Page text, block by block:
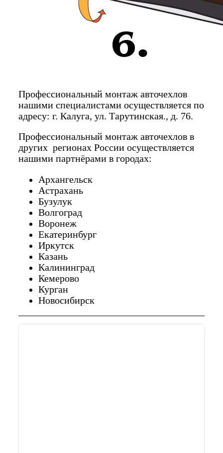
Профессиональный монтаж авточехлов
нашими специалистами осуществляется по
адресу: г. Калуга, ул. Тарутинская., д. 76.
Профессиональный монтаж авточехлов в
других регионах России осуществляется
нашими партнёрами в городах:
Архангельск
Астрахань
Бузулук
Волгоград
Воронеж
Екатеринбург
Иркутск
Казань
Калининград
Кемерово
Курган
Новосибирск